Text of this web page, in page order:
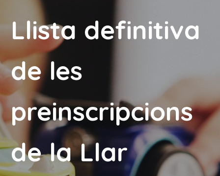
Llista definitiva
de les
preinscripcions
de la Llar